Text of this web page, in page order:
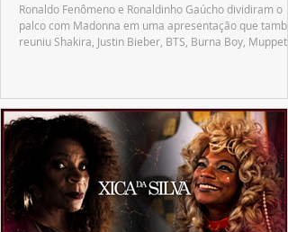
Ronaldo Fenômeno e Ronaldinho Gaúcho dividiram o
palco com Madonna em uma apresentação que
reuniu Shakira, Justin Bieber, BTS, Burna Boy, Muppets,